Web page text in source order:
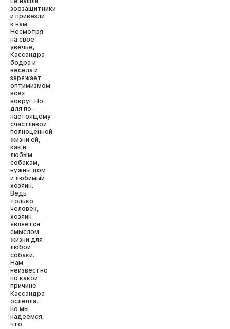
зоозащитники
и привезли
к нам.
Несмотря
на свое
увечье,
Кассандра
бодра и
весела и
заряжает
оптимизмом
всех
вокруг. Но
для по-
настоящему
счастливой
полноценной
жизни ей,
как и
любым
собакам,
нужны дом
и любимый
хозяин.
Ведь
только
человек,
хозяин
является
смыслом
жизни для
любой
собаки.
Нам
неизвестно
по какой
причине
Кассандра
ослепла,
но мы
надеемся,
что